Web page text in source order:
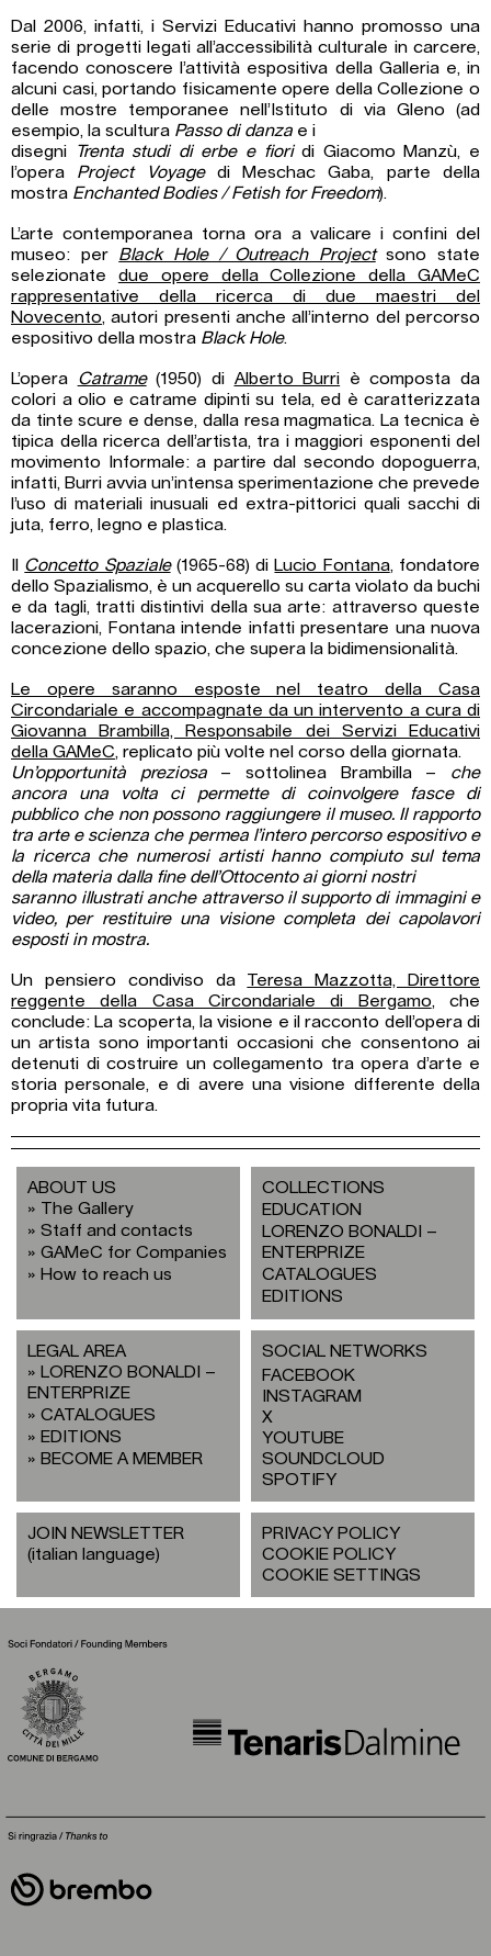
Dal 2006, infatti, i Servizi Educativi hanno promosso una
serie di progetti legati all’accessibilità culturale in carcere,
facendo conoscere l’attività espositiva della Galleria e, in
alcuni casi, portando fisicamente opere della Collezione o
delle mostre temporanee nell’Istituto di via Gleno (ad
esempio, la scultura Passo di danza e i
disegni
Trenta studi di erbe e fioridi Giacomo Manzù, e
l’opera Project Voyagedi Meschac Gaba, parte della
mostra Enchanted Bodies / Fetish for Freedom).
L’arte contemporanea torna ora a valicare i confini del
museo: per Black Hole / Outreach Projectsono state
selezionate due opere della Collezione della GAMeC
rappresentative della ricerca di due maestri del
Novecento, autori presenti anche all’interno del percorso
espositivo della mostra Black Hole.
L’opera Catrame(1950) di Alberto Burri è composta da
colori a olio e catrame dipinti su tela, ed è caratterizzata
da tinte scure e dense, dalla resa magmatica. La tecnica è
tipica della ricerca dell’artista, tra i maggiori esponenti del
movimento Informale: a partire dal secondo dopoguerra,
infatti, Burri avvia un’intensa sperimentazione che prevede
l’uso di materiali inusuali ed extra-pittorici quali sacchi di
juta, ferro, legno e plastica.
Concetto Spaziale(1965-68) di Lucio Fontana, fondatore
dello Spazialismo, è un acquerello su carta violato da buchi
e da tagli, tratti distintivi della sua arte: attraverso queste
lacerazioni, Fontana intende infatti presentare una nuova
concezione dello spazio, che supera la bidimensionalità.
Le opere saranno esposte nel teatro della Casa
Circondariale e accompagnate da un intervento a cura di
Giovanna Brambilla, Responsabile dei Servizi Educativi
della GAMeC, replicato più volte nel corso della giornata.
Un’opportunità preziosa– sottolinea Brambilla – che
ancora una volta ci permette di coinvolgere fasce di
pubblico che non possono raggiungere il museo. Il rapporto
tra arte e scienza che permea l’intero percorso espositivo e
la ricerca che numerosi artisti hanno compiuto sul tema
della materia dalla fine dell’Ottocento ai giorni nostri
saranno illustrati anche attraverso il supporto di immagini e
video, per restituire una visione completa dei capolavori
esposti in mostra.
Un pensiero condiviso da Teresa Mazzotta, Direttore
reggente della Casa Circondariale di Bergamo, che
conclude: La scoperta, la visione e il racconto dell’opera di
un artista sono importanti occasioni che consentono ai
detenuti di costruire un collegamento tra opera d’arte e
storia personale, e di avere una visione differente della
propria vita futura.
ABOUT US
The Gallery
Staff and contacts
GAMeC for Companies
How to reach us
COLLECTIONS
EDUCATION
LORENZO BONALDI –
ENTERPRIZE
CATALOGUES
EDITIONS
LEGAL AREA
LORENZO BONALDI –
ENTERPRIZE
CATALOGUES
EDITIONS
BECOME A MEMBER
SOCIAL NETWORKS
FACEBOOK
INSTAGRAM
X
YOUTUBE
SOUNDCLOUD
SPOTIFY
JOIN NEWSLETTER
(italian language)
PRIVACY POLICY
COOKIE POLICY
COOKIE SETTINGS